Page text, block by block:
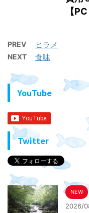
【
PREV ヒラメ
NEXT 食味
YouTube
Twitter
NEW
2026/